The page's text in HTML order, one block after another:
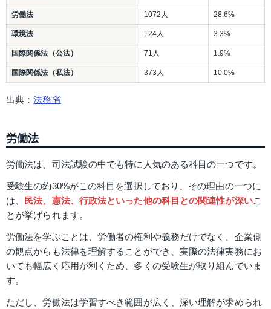
労働法 1072人 28.6%
環境法 124人 3.3%
国際関係法（公法） 71人 1.9%
国際関係法（私法） 373人 10.0%
出典：法務省
労働法
労働法は、司法試験の中でも特に人気のある科目の一つです。
受験生の約30%がこの科目を選択しており、その理由の一つに
は、
民法、憲法、行政法といった他の科目との関連性が深いこ
とが挙げられます。
労働法を学ぶことは、労働者の権利や義務だけでなく、企業側
の観点からも法律を理解することができ、実際の法律実務にお
いても幅広く応用が利くため、多くの受験生が取り組んでいま
す。
ただし、労働法は学習すべき範囲が広く、深い理解が求められ